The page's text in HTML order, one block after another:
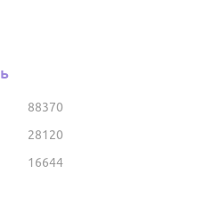
88370
28120
16644